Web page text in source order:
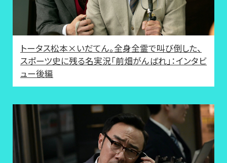
トータス松本×いだてん。全身全霊で叫び倒した、
スポーツ史に残る名実況「前畑がんばれ」：インタビ
ュー後編